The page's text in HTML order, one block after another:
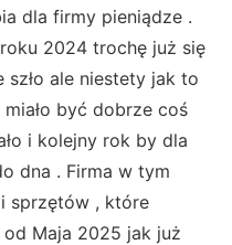
dla firmy pieniądze .
2024 trochę już się
szło ale niestety jak to
być dobrze coś
i kolejny rok by dla
dna . Firma w tym
sprzętów , które
Maja 2025 jak już